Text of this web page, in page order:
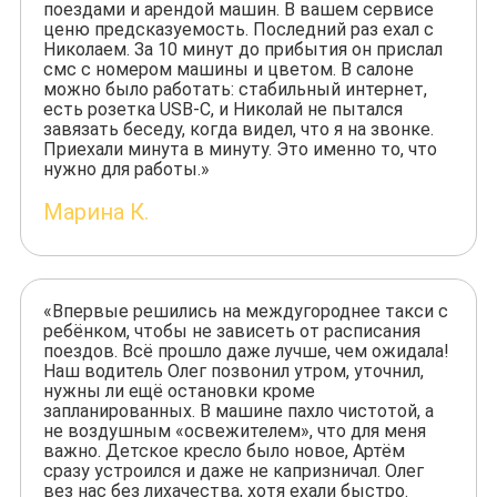
поездами и арендой машин. В вашем сервисе
ценю предсказуемость. Последний раз ехал с
Николаем. За 10 минут до прибытия он прислал
смс с номером машины и цветом. В салоне
можно было работать: стабильный интернет,
есть розетка USB-C, и Николай не пытался
завязать беседу, когда видел, что я на звонке.
Приехали минута в минуту. Это именно то, что
нужно для работы.»
Марина К.
«Впервые решились на междугороднее такси с
ребёнком, чтобы не зависеть от расписания
поездов. Всё прошло даже лучше, чем ожидала!
Наш водитель Олег позвонил утром, уточнил,
нужны ли ещё остановки кроме
запланированных. В машине пахло чистотой, а
не воздушным «освежителем», что для меня
важно. Детское кресло было новое, Артём
сразу устроился и даже не капризничал. Олег
вез нас без лихачества, хотя ехали быстро.